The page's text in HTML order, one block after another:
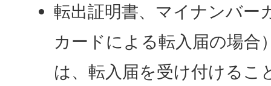
転出証明書、マイナンバー
カードによる転入届の場合
は、転入届を受け付けるこ